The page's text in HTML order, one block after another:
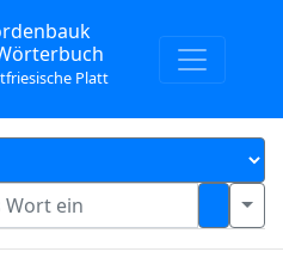
Platt